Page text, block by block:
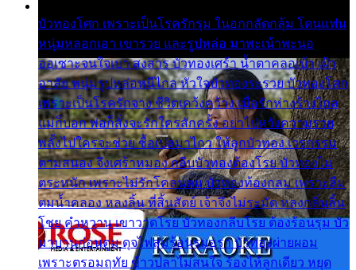
บัวทองโศก เพราะเป็นโรครักรุม ในอกกลัดกลุ้ม โดนแฟน
หนุ่มหลอกเอา เขารวย และรูปหล่อ มาพะเน้าพะนอ
ออเซาะจนใจเบา สงสาร บัวทองเศร้า น้ำตาคลอเบ้า เฝ้า
อาลัย หนุ่มรูปหล่อหนีไกล หัวใจบัวทองระรวย บัวทองโศก
เพราะเป็นโรครักจาง ชีวิตเคว้งคว้าง เมื่อรักห่างร้างไกล
แม่ก็บอก พ่อก็สั่งจะรักใครสักครั้ง อย่าไปหวังความรวย
พลั้งไปใครจะช่วย ซื้อเปลมาไกว ให้ลูกบัวทอง เวรกรรม
ตามสนอง จึงเศร้าหมอง กลีบบัวทองต้องโรย บัวทองไม่
ตระหนัก เพราะไม่รักโคลนตม บัวทองท้องกลม เพราะลืม
ตมน้ำคลอง หลงลิ้น ที่สิ้นสัตย์ เจ้าจึงไม่ระมัด หลงกลิ่นลิ้น
โชย คำหวาน เขาวาดโรย บัวทองกลีบโรย ต้องร้อนรุม บัว
มาบานก่อนตูม ดุจไฟสุมร้อนรุมอุรา บัวทองผ่ายผอม
เพราะตรอมฤทัย ข้าวปลาไม่สนใจ ร้องไห้ลูกเดียว หยุด